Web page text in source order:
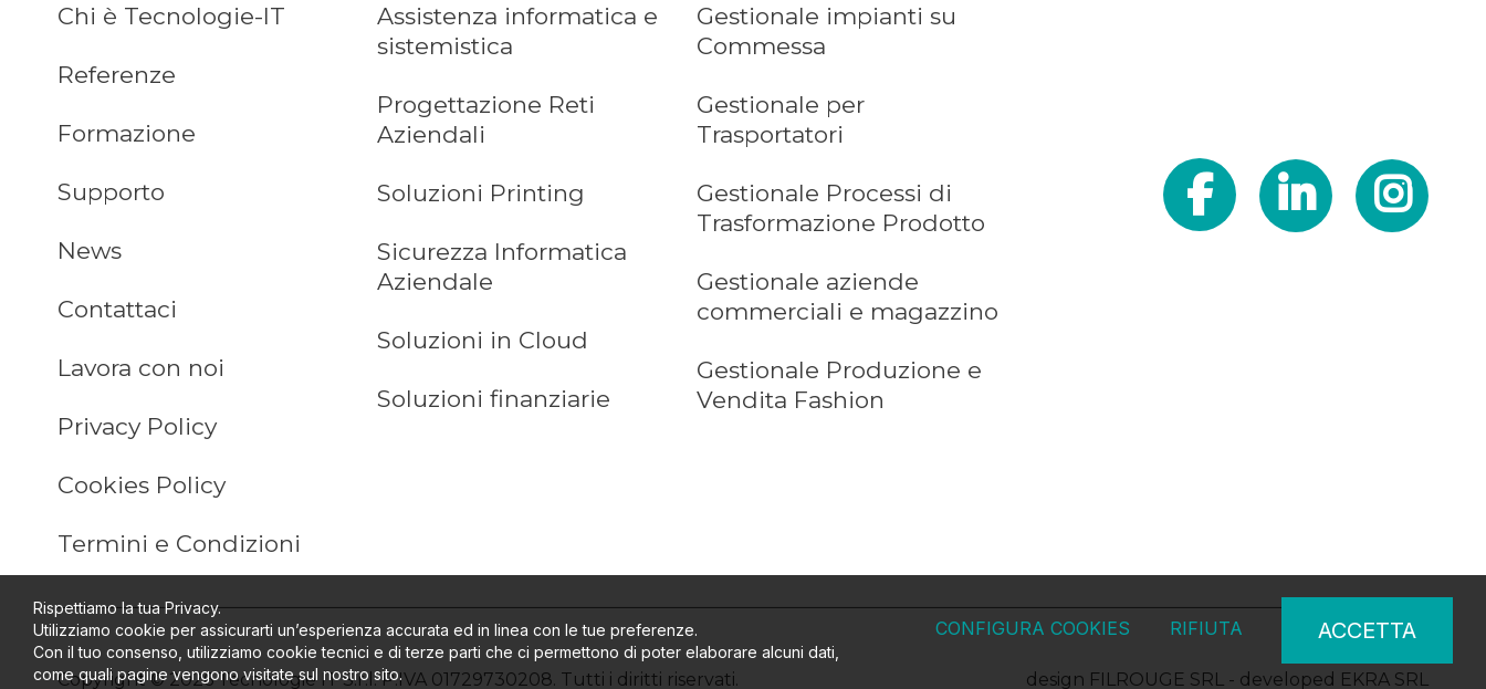
Chi è Tecnologie-IT
Referenze
Formazione
Supporto
News
Contattaci
Lavora con noi
Privacy Policy
Cookies Policy
Termini e Condizioni
Assistenza informatica e
sistemistica
Progettazione Reti
Aziendali
Soluzioni Printing
Sicurezza Informatica
Aziendale
Soluzioni in Cloud
Soluzioni finanziarie
Gestionale impianti su
Commessa
Gestionale per
Trasportatori
Gestionale Processi di
Trasformazione Prodotto
Gestionale aziende
commerciali e magazzino
Gestionale Produzione e
Vendita Fashion
Copyright © 2026 Tecnologie IT S.r.l. P.IVA 01729730208. Tutti i diritti riservati. design FILROUGE SRL - developed EKRA SRL
Rispettiamo la tua Privacy.
Utilizziamo cookie per assicurarti un’esperienza accurata ed in linea con le tue preferenze.
Con il tuo consenso, utilizziamo cookie tecnici e di terze parti che ci permettono di poter elaborare alcuni dati,
come quali pagine vengono visitate sul nostro sito.
CONFIGURA COOKIES RIFIUTA ACCETTA